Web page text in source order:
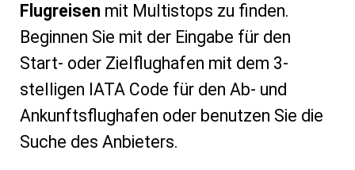
Flugreisen mit Multistops zu finden.
Beginnen Sie mit der Eingabe für den
Start- oder Zielflughafen mit dem 3-
stelligen IATA Code für den Ab- und
Ankunftsflughafen oder benutzen Sie die
Suche des Anbieters.